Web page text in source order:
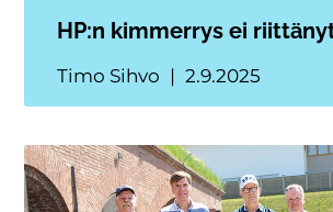
HP:n kimmerrys ei
Timo Sihvo 2.9.2025